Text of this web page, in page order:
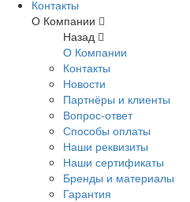
Контакты
О Компании
Назад
О Компании
Контакты
Новости
Партнёры и клиенты
Вопрос-ответ
Способы оплаты
Наши реквизиты
Наши сертификаты
Бренды и материалы
Гарантия